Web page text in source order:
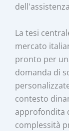
La tesi
mercato
pronto per
domanda di
contesto
approfondita
complessità